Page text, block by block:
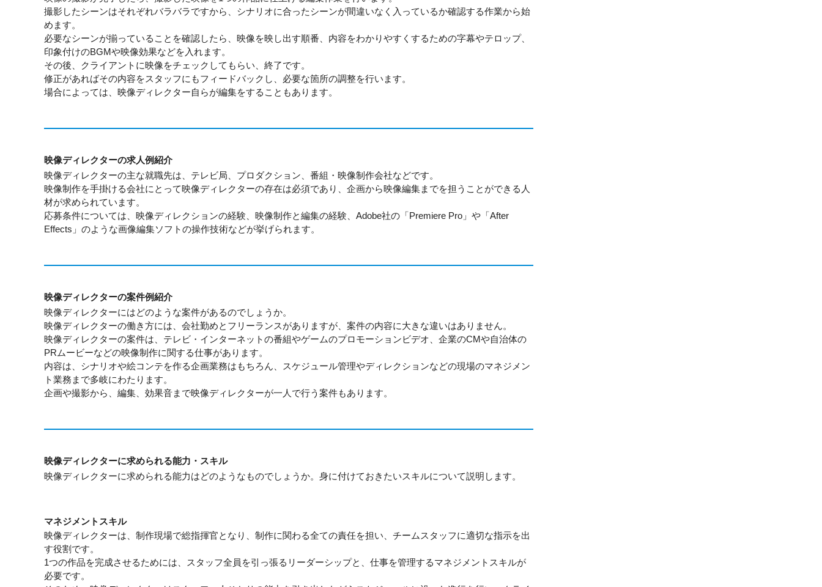
撮影したシーンはそれぞれバラバラですから、シナリオに合ったシーンが間違いなく入っているか確認する作業から始
めます。
必要なシーンが揃っていることを確認したら、映像を映し出す順番、内容をわかりやすくするための字幕やテロップ、
印象付けのBGMや映像効果などを入れます。
その後、クライアントに映像をチェックしてもらい、終了です。
修正があればその内容をスタッフにもフィードバックし、必要な箇所の調整を行います。
場合によっては、映像ディレクター自らが編集をすることもあります。
映像ディレクターの求人例紹介
映像ディレクターの主な就職先は、テレビ局、プロダクション、番組・映像制作会社などです。
映像制作を手掛ける会社にとって映像ディレクターの存在は必須であり、企画から映像編集までを担うことができる人
材が求められています。
応募条件については、映像ディレクションの経験、映像制作と編集の経験、Adobe社の「Premiere Pro」や「After
Effects」のような画像編集ソフトの操作技術などが挙げられます。
映像ディレクターの案件例紹介
映像ディレクターにはどのような案件があるのでしょうか。
映像ディレクターの働き方には、会社勤めとフリーランスがありますが、案件の内容に大きな違いはありません。
映像ディレクターの案件は、テレビ・インターネットの番組やゲームのプロモーションビデオ、企業のCMや自治体の
PRムービーなどの映像制作に関する仕事があります。
内容は、シナリオや絵コンテを作る企画業務はもちろん、スケジュール管理やディレクションなどの現場のマネジメン
ト業務まで多岐にわたります。
企画や撮影から、編集、効果音まで映像ディレクターが一人で行う案件もあります。
映像ディレクターに求められる能力・スキル
映像ディレクターに求められる能力はどのようなものでしょうか。身に付けておきたいスキルについて説明します。
マネジメントスキル
映像ディレクターは、制作現場で総指揮官となり、制作に関わる全ての責任を担い、チームスタッフに適切な指示を出
す役割です。
1つの作品を完成させるためには、スタッフ全員を引っ張るリーダーシップと、仕事を管理するマネジメントスキルが
必要です。